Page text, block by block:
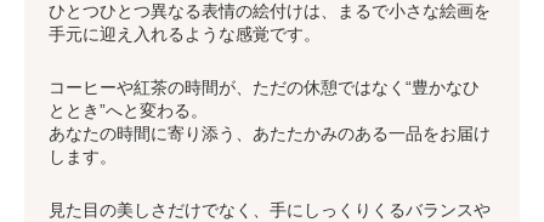
ひとつひとつ異なる表情の絵付けは、まるで小さな絵画を
手元に迎え入れるような感覚です。
コーヒーや紅茶の時間が、ただの休憩ではなく“豊かなひ
ととき”へと変わる。
あなたの時間に寄り添う、あたたかみのある一品をお届け
します。
見た目の美しさだけでなく、手にしっくりくるバランスや